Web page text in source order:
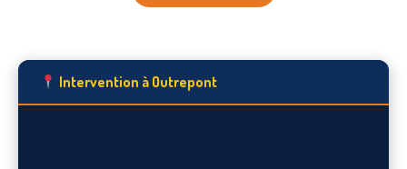
Intervention à Outrepont